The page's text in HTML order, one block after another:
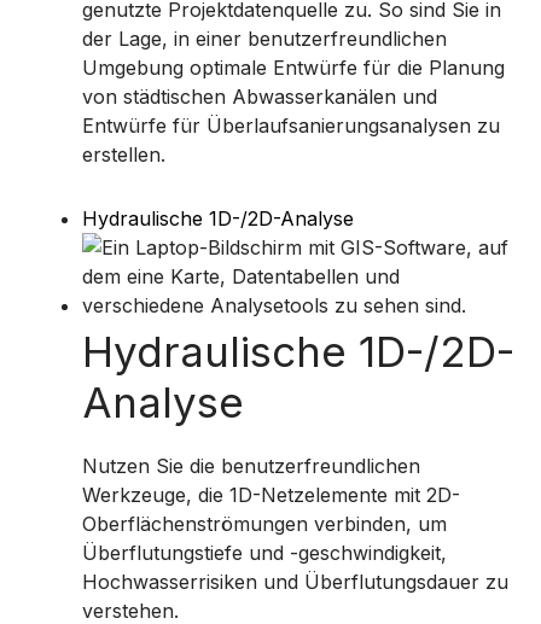
genutzte Projektdatenquelle zu. So sind Sie in
der Lage, in einer benutzerfreundlichen
Umgebung optimale Entwürfe für die Planung
von städtischen Abwasserkanälen und
Entwürfe für Überlaufsanierungsanalysen zu
erstellen.
Hydraulische 1D-/2D-Analyse
Hydraulische 1D-/2D-
Analyse
Nutzen Sie die benutzerfreundlichen
Werkzeuge, die 1D-Netzelemente mit 2D-
Oberflächenströmungen verbinden, um
Überflutungstiefe und -geschwindigkeit,
Hochwasserrisiken und Überflutungsdauer zu
verstehen.